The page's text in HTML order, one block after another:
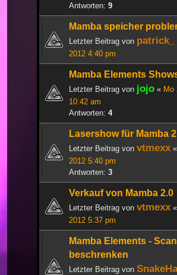
Antworten: 9
Mamba speicher
Letzter Beitrag von patrick_
2012 4:40 pm
Mamba Elements
Letzter Beitrag von jojo « Mo
10:42 am
Antworten: 4
Lasershow für Mamba
Letzter Beitrag von vtmexx «
2012 5:40 pm
Antworten: 3
Verkauf von Mamba 2.0
Letzter Beitrag von vtmexx «
2012 5:37 pm
Mamba Elements -
beschrenken
Letzter Beitrag von